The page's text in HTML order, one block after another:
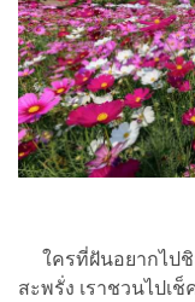
ใครที่ฝันอยากไปชิ
สะพรั่ง เราชวนไปเ